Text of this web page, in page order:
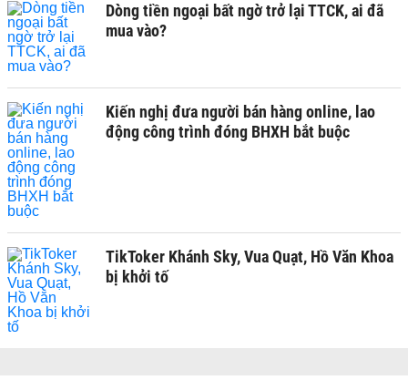
Dòng tiền ngoại bất ngờ trở lại TTCK, ai đã
mua vào?
Kiến nghị đưa người bán hàng online, lao
động công trình đóng BHXH bắt buộc
TikToker Khánh Sky, Vua Quạt, Hồ Văn Khoa
bị khởi tố